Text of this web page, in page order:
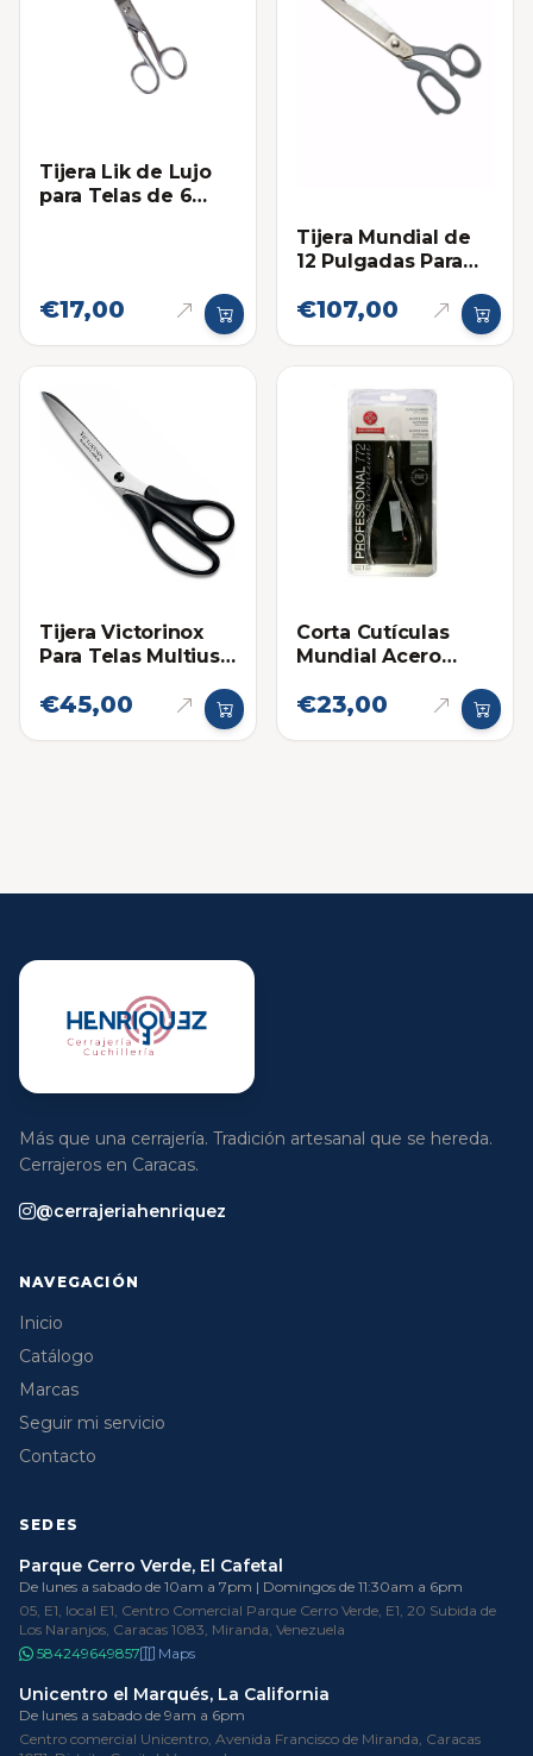
Tijera Lik de Lujo
para Telas de 6
€17,00
Tijera Mundial de
12 Pulgadas Para
Sastrería
€107,00
Tijera Victorinox
Para Telas Multiuso
€45,00
Corta Cutículas
Mundial Acero
€23,00
Más que una cerrajería. Tradición artesanal que se hereda.
Cerrajeros en Caracas.
@cerrajeriahenriquez
NAVEGACIÓN
Inicio
Catálogo
Marcas
Seguir mi servicio
Contacto
SEDES
Parque Cerro Verde, El Cafetal
De lunes a sabado de 10am a 7pm | Domingos de 11:30am a 6pm
05, E1, local E1, Centro Comercial Parque Cerro Verde, E1, 20 Subida de
Los Naranjos, Caracas 1083, Miranda, Venezuela
584249649857
Maps
Unicentro el Marqués, La California
De lunes a sabado de 9am a 6pm
Centro comercial Unicentro, Avenida Francisco de Miranda, Caracas